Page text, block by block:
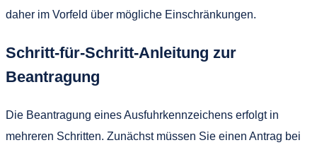
daher im Vorfeld über mögliche Einschränkungen.
Schritt-für-Schritt-Anleitung zur
Beantragung
Die Beantragung eines Ausfuhrkennzeichens erfolgt in
mehreren Schritten. Zunächst müssen Sie einen Antrag bei